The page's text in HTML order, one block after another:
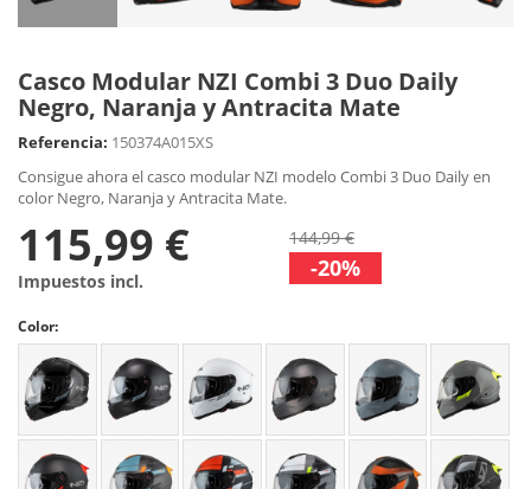
Casco Modular NZI Combi 3 Duo Daily
Negro, Naranja y Antracita Mate
Referencia: 150374A015XS
Consigue ahora el casco modular NZI modelo Combi 3 Duo Daily en
color Negro, Naranja y Antracita Mate.
115,99 €
Impuestos incl.
144,99 €
-20%
Color: